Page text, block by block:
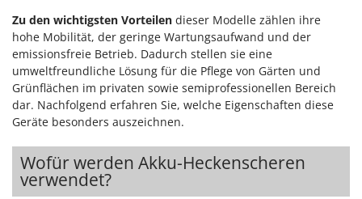
Zu den wichtigsten Vorteilen dieser Modelle zählen ihre
hohe Mobilität, der geringe Wartungsaufwand und der
emissionsfreie Betrieb. Dadurch stellen sie eine
umweltfreundliche Lösung für die Pflege von Gärten und
Grünflächen im privaten sowie semiprofessionellen Bereich
dar. Nachfolgend erfahren Sie, welche Eigenschaften diese
Geräte besonders auszeichnen.
Wofür werden Akku-Heckenscheren
verwendet?